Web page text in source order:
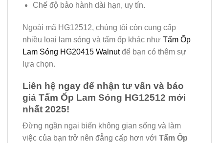
Chế độ bảo hành dài hạn, uy tín.
Ngoài mã HG12512, chúng tôi còn cung cấp
nhiều loại lam sóng và tấm ốp khác như Tấm Ốp
Lam Sóng HG20415 Walnutđể bạn có thêm sự
lựa chọn.
Liên hệ ngay để nhận tư vấn và báo
giá Tấm Ốp Lam Sóng HG12512 mới
nhất 2025!
Đừng ngần ngại biến không gian sống và làm
việc của bạn trở nên đẳng cấp hơn với Tấm Ốp